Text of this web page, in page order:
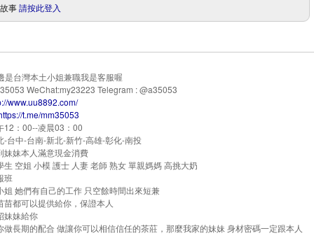
事請按此登入
是台灣本土小姐兼職我是客服喔
WeChat:my23223 Telegram : @a35053
www.uu8892.com/
t.me/mm35053
12：00--凌晨03：00
-台中-台南-新北-新竹-高雄-彰化-南投
妹妹本人滿意現金消費
生 空姐 小模 護士 人妻 老師 熟女 單親媽媽 高挑大奶
班
姐 她們有自己的工作 只空餘時間出來短兼
苗都可以提供給你，保證本人
妹妹給你
做長期的配合 做讓你可以相信信任的茶莊，那麼我家的妹妹 身材密碼一定跟本人